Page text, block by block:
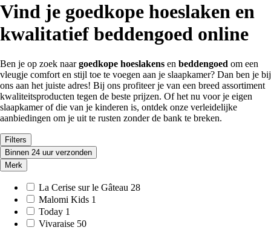
Vind je goedkope hoeslaken en
kwalitatief beddengoed online
Ben je op zoek naargoedkope hoeslakens en beddengoed om een
vleugje comfort en stijl toe te voegen aan je slaapkamer? Dan ben je bij
ons aan het juiste adres! Bij ons profiteer je van een breed assortiment
kwaliteitsproducten tegen de beste prijzen. Of het nu voor je eigen
slaapkamer of die van je kinderen is, ontdek onze verleidelijke
aanbiedingen om je uit te rusten zonder de bank te breken.
Filters
Binnen 24 uur verzonden
Merk
La Cerise sur le Gâteau 28
Malomi Kids 1
Today 1
Vivaraise 50